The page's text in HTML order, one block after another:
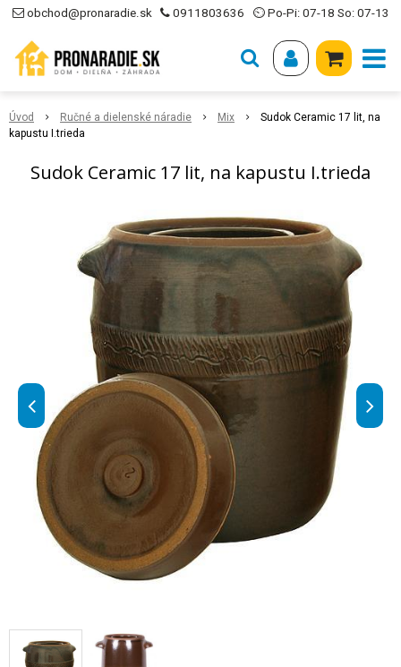
obchod@pronaradie.sk 0911803636 ⏲ Po-Pi: 07-18 So: 07-13
Úvod Ručné a dielenské náradie Mix
Sudok Ceramic 17 lit, na
kapustu I.trieda
Sudok Ceramic 17 lit, na kapustu I.trieda